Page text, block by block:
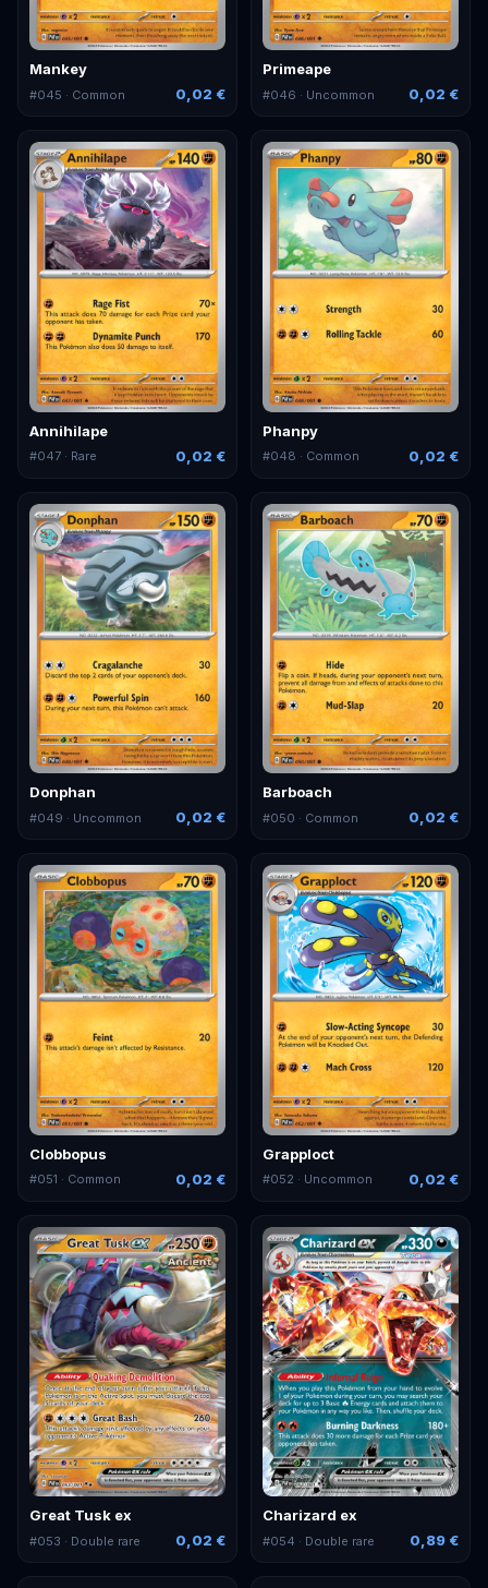
Mankey
#045 · Common 0,02 €
Primeape
#046 · Uncommon 0,02 €
Annihilape
#047 · Rare 0,02 €
Phanpy
#048 · Common 0,02 €
Donphan
#049 · Uncommon 0,02 €
Barboach
#050 · Common 0,02 €
Clobbopus
#051 · Common 0,02 €
Grapploct
#052 · Uncommon 0,02 €
Great Tusk ex
#053 · Double rare 0,02 €
Charizard ex
#054 · Double rare 0,89 €